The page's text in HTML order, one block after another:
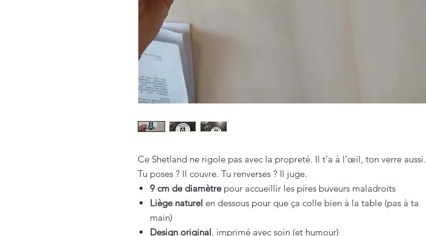
Ce Shetland ne rigole pas avec la propreté. Il t’a à l’œil, ton verre aussi.
Tu poses ? Il couvre. Tu renverses ? Il juge.
9 cm de diamètrepour accueillir les pires buveurs maladroits
Liège naturel en dessous pour que ça colle bien à la table (pas à ta
main)
Design original, imprimé avec soin (et humour)